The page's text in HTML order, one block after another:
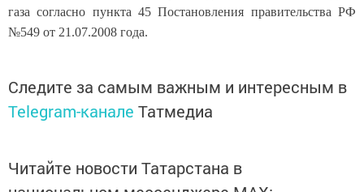
газа согласно пункта 45 Постановления правительства РФ
№549 от 21.07.2008 года.
Следите за самым важным и интересным в
Telegram-канале Татмедиа
Читайте новости Татарстана в